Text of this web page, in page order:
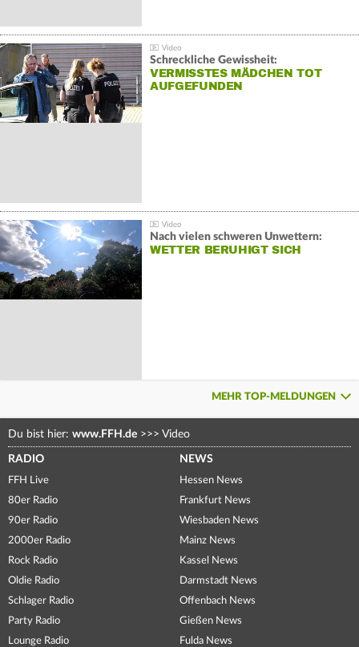
Schreckliche Gewissheit:
VERMISSTES MÄDCHEN TOT
AUFGEFUNDEN
Nach vielen schweren Unwettern:
WETTER BERUHIGT SICH
MEHR TOP-MELDUNGEN
Du bist hier: www.FFH.de >>> Video
RADIO
FFH Live
80er Radio
90er Radio
2000er Radio
Rock Radio
Oldie Radio
Schlager Radio
Party Radio
Lounge Radio
NEWS
Hessen News
Frankfurt News
Wiesbaden News
Mainz News
Kassel News
Darmstadt News
Offenbach News
Gießen News
Fulda News